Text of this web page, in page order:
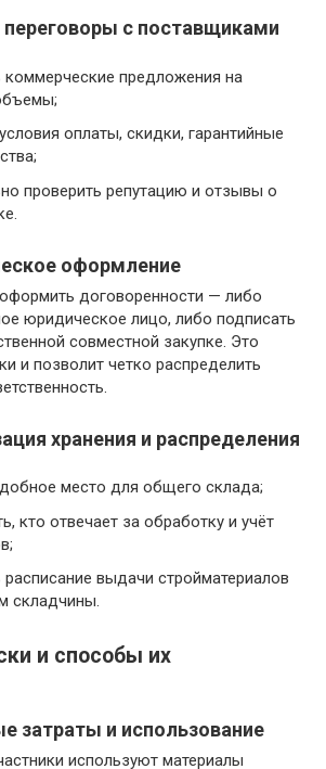
с поставщиками
коммерческие предложения на
оплаты, скидки, гарантийные
проверить репутацию и отзывы о
оформление
договоренности — либо
юридическое лицо, либо подписать
совместной закупке. Это
и позволит четко распределить
хранения и распределения
место для общего склада;
кто отвечает за обработку и учёт
расписание выдачи стройматериалов
складчины.
и способы их
затраты и использование
используют материалы